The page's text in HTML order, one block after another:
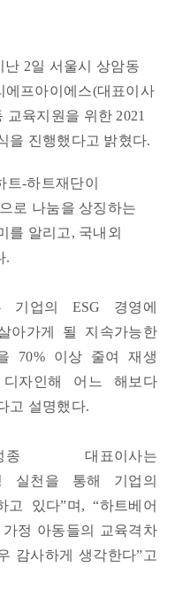
2일 서울시 상암동
에프아이에스(대표이사
육지원을 위한 2021
을 진행했다고 밝혔다.
트-하트재단이
로 나눔을 상징하는
를 알리고, 국내외
.
기업의 ESG 경영에
아가게 될 지속가능한
70% 이상 줄여 재생
자인해 어느 해보다
고 설명했다.
종 대표이사는
실천을 통해 기업의
있다”며, “하트베어
정 아동들의 교육격차
감사하게 생각한다”고